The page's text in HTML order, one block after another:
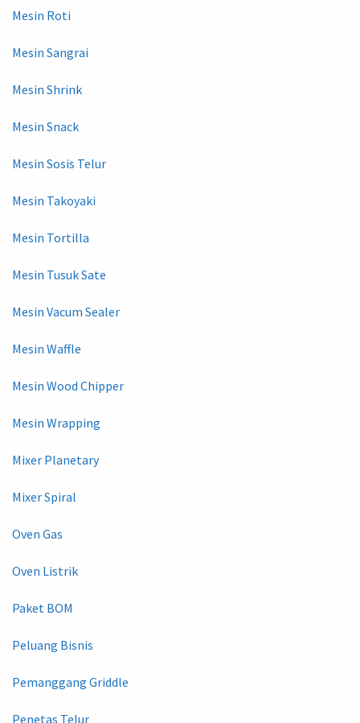
Mesin Roti
Mesin Sangrai
Mesin Shrink
Mesin Snack
Mesin Sosis Telur
Mesin Takoyaki
Mesin Tortilla
Mesin Tusuk Sate
Mesin Vacum Sealer
Mesin Waffle
Mesin Wood Chipper
Mesin Wrapping
Mixer Planetary
Mixer Spiral
Oven Gas
Oven Listrik
Paket BOM
Peluang Bisnis
Pemanggang Griddle
Penetas Telur